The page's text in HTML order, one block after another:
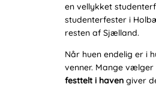
en vellykket
studenterfester i
resten af Sjælland.
Når huen endelig er i
venner. Mange
festtelt i havengiver